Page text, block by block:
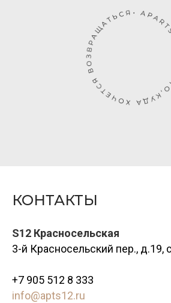
КОНТАКТЫ
S12 Красносельская
3-й Красносельский пер., д.19,
+7 905 512 8 333
info@apts12.ru